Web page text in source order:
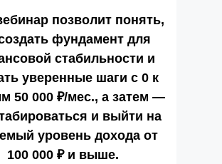
позволит понять,
фундамент для
стабильности и
уверенные шаги с 0 к
50 000 ₽/мес., а затем —
и выйти на
уровень дохода от
100 000 ₽ и выше.